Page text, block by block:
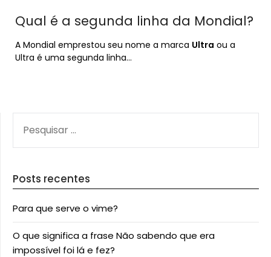
Qual é a segunda linha da Mondial?
A Mondial emprestou seu nome a marca Ultra ou a
Ultra é uma segunda linha…
POR:
Posts recentes
Para que serve o vime?
O que significa a frase Não sabendo que era
impossível foi lá e fez?